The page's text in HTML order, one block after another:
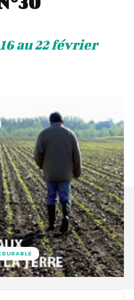
au 22 février